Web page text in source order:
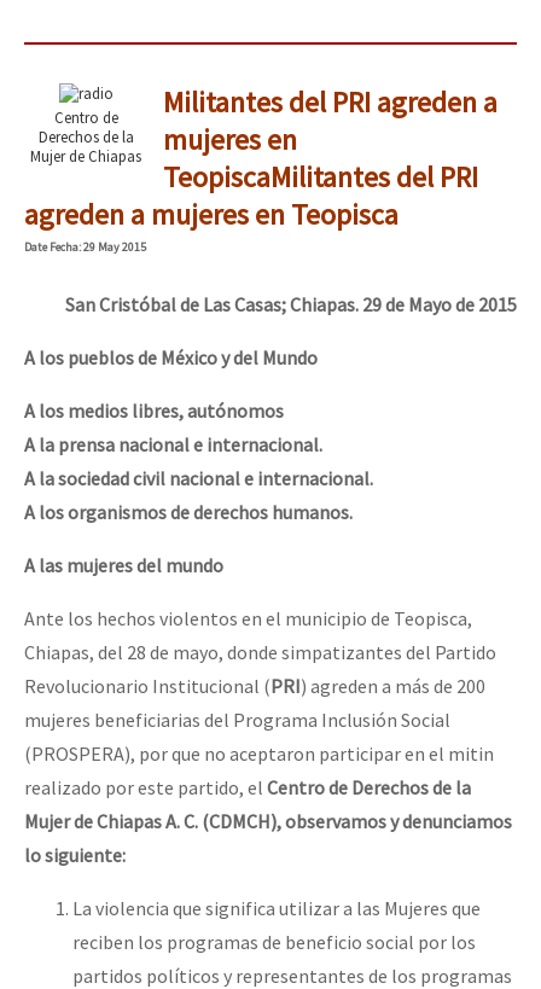
Centro de
Derechos de la
Mujer de Chiapas
Militantes del PRI agreden a
mujeres en
TeopiscaMilitantes del PRI
agreden a mujeres en Teopisca
DateFecha: 29 May 2015
San Cristóbal de Las Casas; Chiapas. 29 de Mayo de 2015
A los pueblos de México y del Mundo
A los medios libres, autónomos
A la prensa nacional e internacional.
A la sociedad civil nacional e internacional.
A los organismos de derechos humanos.
A las mujeres del mundo
Ante los hechos violentos en el municipio de Teopisca,
Chiapas, del 28 de mayo, donde simpatizantes del Partido
Revolucionario Institucional (PRI) agreden a más de 200
mujeres beneficiarias del Programa Inclusión Social
(PROSPERA), por que no aceptaron participar en el mitin
realizado por este partido, el Centro de Derechos de la
Mujer de Chiapas A. C. (CDMCH), observamos y denunciamos
lo siguiente:
La violencia que significa utilizar a las Mujeres que
reciben los programas de beneficio social por los
partidos políticos y representantes de los programas